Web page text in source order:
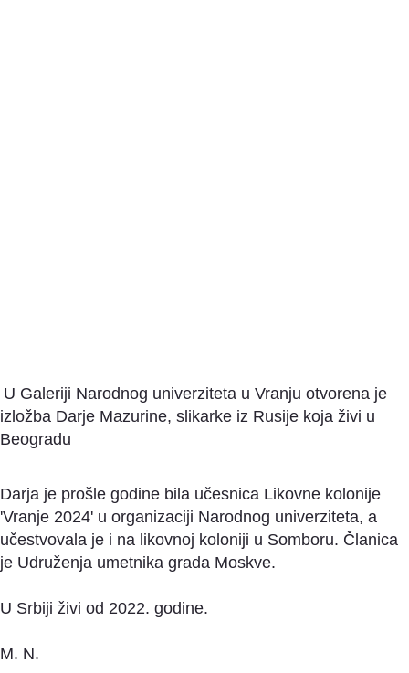
U Galeriji Narodnog univerziteta u Vranju otvorena je
izložba Darje Mazurine, slikarke iz Rusije koja živi u
Beogradu
Darja je prošle godine bila učesnica Likovne kolonije
'Vranje 2024' u organizaciji Narodnog univerziteta, a
učestvovala je i na likovnoj koloniji u Somboru. Članica
je Udruženja umetnika grada Moskve.
U Srbiji živi od 2022. godine.
M. N.